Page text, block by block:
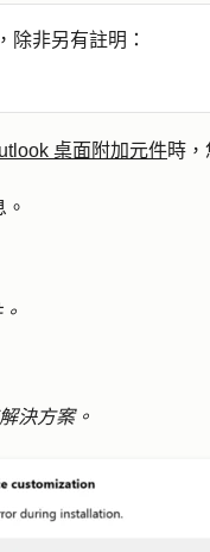
除非另有註明：
桌面附加元件時，
決方案。